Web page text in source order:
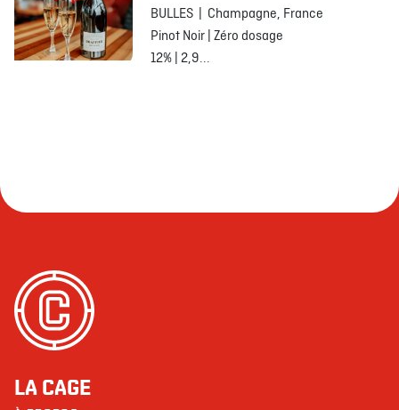
BULLES | Champagne, France
Pinot Noir | Zéro dosage
12% | 2,9...
LA CAGE